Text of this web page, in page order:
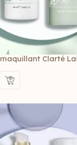
Clarté